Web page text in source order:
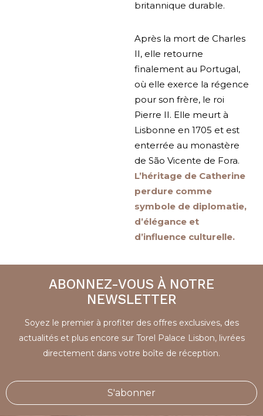
britannique durable.
Après la mort de Charles
II, elle retourne
finalement au Portugal,
où elle exerce la régence
pour son frère, le roi
Pierre II. Elle meurt à
Lisbonne en 1705 et est
enterrée au monastère
de São Vicente de Fora.
L’héritage de Catherine
perdure comme
symbole de diplomatie,
d’élégance et
d’influence culturelle.
ABONNEZ-VOUS À NOTRE
NEWSLETTER
Soyez le premier à profiter des offres exclusives, des
actualités et plus encore sur Torel Palace Lisbon, livrées
directement dans votre boîte de réception.
S'abonner